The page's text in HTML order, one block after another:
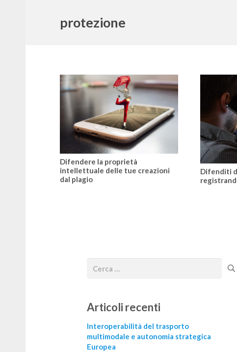
protezione
Difendere la proprietà
intellettuale delle tue creazioni
dal plagio
Difenditi
Articoli recenti
Interoperabilità del trasporto
multimodale e autonomia strategica
Europea